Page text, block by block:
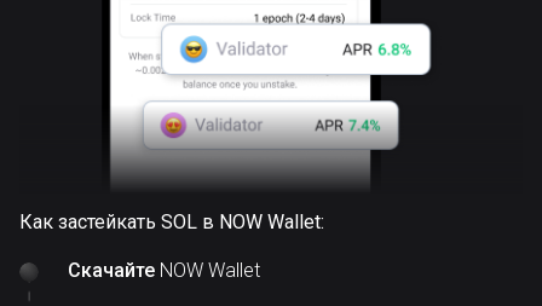
Как застейкать SOL в NOW Wallet:
Скачайте NOW Wallet